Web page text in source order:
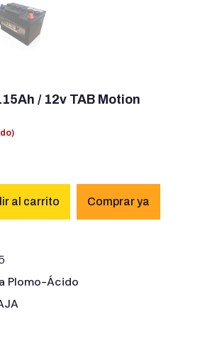
/ 12v TAB Motion
al carrito
Plomo-Ácido